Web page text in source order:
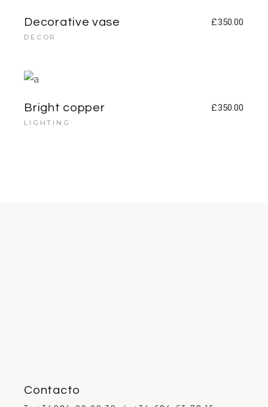
Decorative vase £350.00
DECOR
Bright copper £350.00
LIGHTING
Contacto